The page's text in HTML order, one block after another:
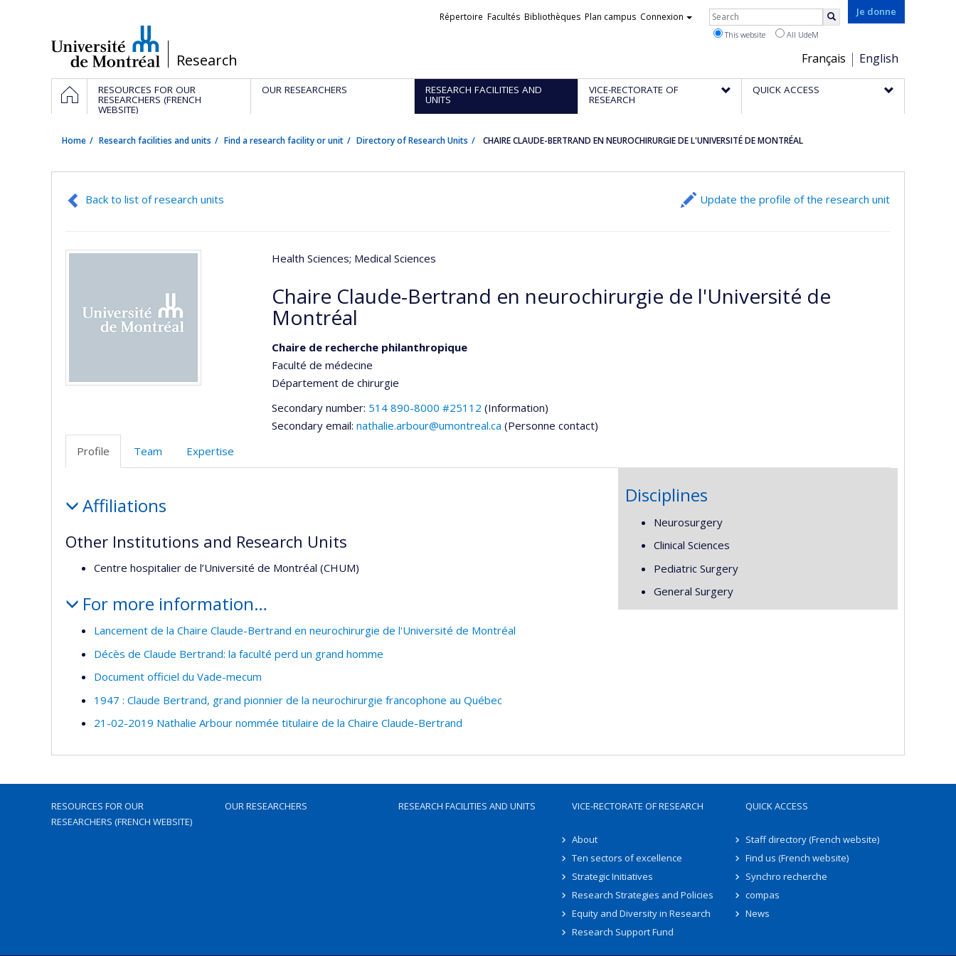
/Research
Je donne
Choix
de
la
Français English
Liens
Répertoire Facultés Bibliothèques Plan campus Connexion Rechercher
This website All UdeM
Navigation
principale
HOMERESOURCES FOR OUR
RESEARCHERS (FRENCH
WEBSITE)
OUR RESEARCHERS RESEARCH FACILITIES AND
UNITS
VICE-RECTORATE OF
RESEARCH
QUICK ACCESS
Home Research facilities and units Find a research facility or unit Directory of Research Units CHAIRE CLAUDE-BERTRAND EN NEUROCHIRURGIE DE L'UNIVERSITÉ DE MONTRÉAL
Back to list of research units Update the profile of the research unit
Health Sciences; Medical Sciences
Chaire Claude-Bertrand en neurochirurgie de l'Université de
Montréal
Chaire de recherche philanthropique
Faculté de médecine
Département de chirurgie
Secondary number: 514 890-8000 #25112 (Information)
Secondary email: nathalie.arbour@umontreal.ca (Personne contact)
Profile
Team Expertise
Affiliations
Other Institutions and Research Units
Centre hospitalier de l’Université de Montréal (CHUM)
For more information…
Lancement de la Chaire Claude-Bertrand en neurochirurgie de l'Université de Montréal
Décès de Claude Bertrand: la faculté perd un grand homme
Document officiel du Vade-mecum
1947 : Claude Bertrand, grand pionnier de la neurochirurgie francophone au Québec
21-02-2019 Nathalie Arbour nommée titulaire de la Chaire Claude-Bertrand
Disciplines
Neurosurgery
Clinical Sciences
Pediatric Surgery
General Surgery
RESOURCES FOR OUR
RESEARCHERS (FRENCH WEBSITE)
OUR RESEARCHERS RESEARCH FACILITIES AND UNITS VICE-RECTORATE OF RESEARCH
About
Ten sectors of excellence
Strategic Initiatives
Research Strategies and Policies
Equity and Diversity in Research
Research Support Fund
QUICK ACCESS
Staff directory (French website)
Find us (French website)
Synchro recherche
compas
News